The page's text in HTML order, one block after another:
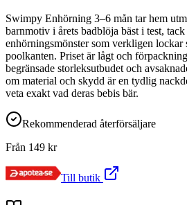
Swimpy Enhörning 3–6 mån tar hem
barnmotiv i årets badblöja bäst i test,
enhörningsmönster som verkligen lockar
poolkanten. Priset är lågt och
begränsade storleksutbudet och
om material och skydd är en tydlig
veta exakt vad deras bebis bär.
Rekommenderad återförsäljare
Från 149 kr
Till butik